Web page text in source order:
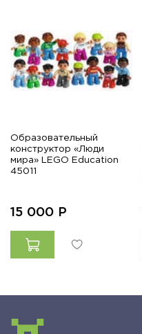
Образовательный
конструктор «Люди
мира» LEGO Education
45011
15 000 Р